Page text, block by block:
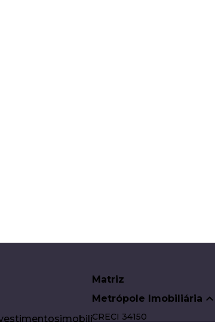
Matriz
Metrópole Imobiliária
CRECI 34150